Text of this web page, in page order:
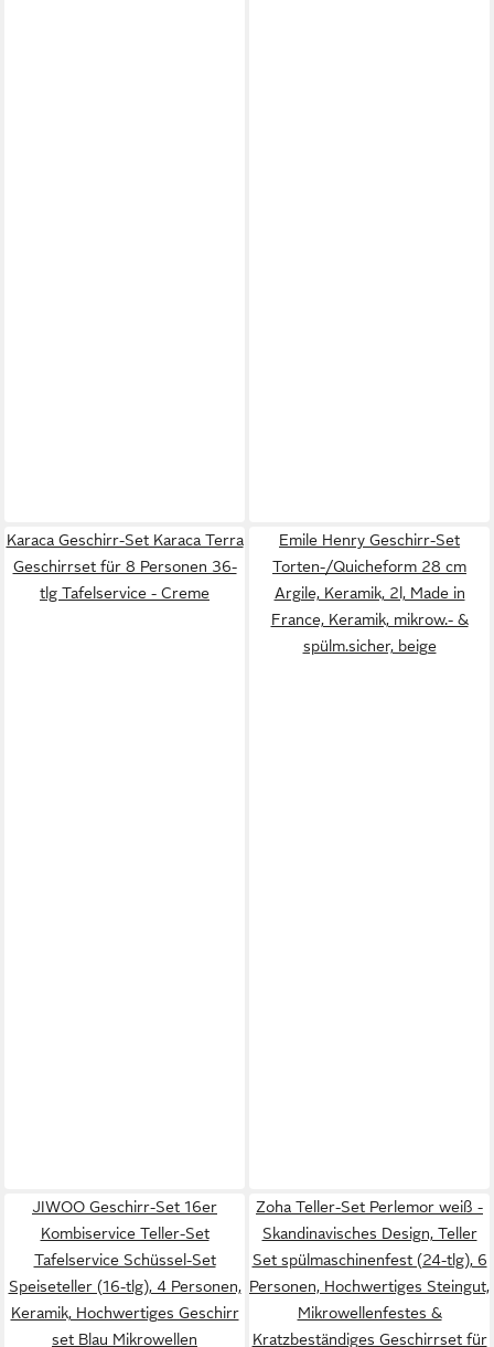
Karaca Geschirr-Set Karaca Terra
Geschirrset für 8 Personen 36-
tlg Tafelservice - Creme
Emile Henry Geschirr-Set
Torten-/Quicheform 28 cm
Argile, Keramik, 2l, Made in
France, Keramik, mikrow.- &
spülm.sicher, beige
JIWOO Geschirr-Set 16er
Kombiservice Teller-Set
Tafelservice Schüssel-Set
Speiseteller (16-tlg), 4 Personen,
Keramik, Hochwertiges Geschirr
set Blau Mikrowellen
Zoha Teller-Set Perlemor weiß -
Skandinavisches Design, Teller
Set spülmaschinenfest (24-tlg), 6
Personen, Hochwertiges Steingut,
Mikrowellenfestes &
Kratzbeständiges Geschirrset für